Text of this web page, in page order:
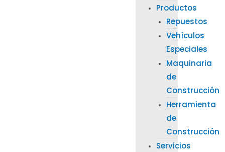
Productos
Repuestos
Vehículos
Especiales
Maquinaria
de
Construcción
Herramienta
de
Construcción
Servicios